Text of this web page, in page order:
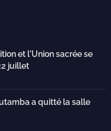
et l'Union sacrée se
juillet
a quitté la salle